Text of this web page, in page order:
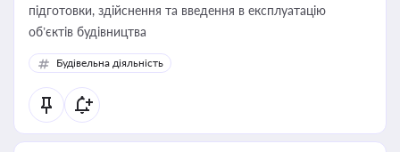
підготовки, здійснення та введення в експлуатацію
об’єктів будівництва
Будівельна діяльність